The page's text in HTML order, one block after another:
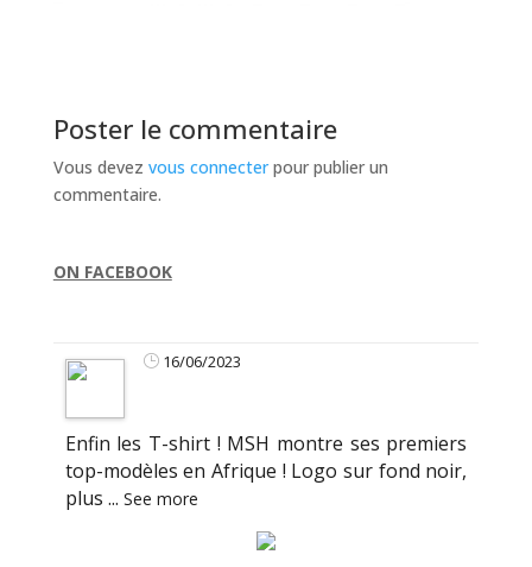
Poster le commentaire
Vous devez vous connecterpour publier un
commentaire.
ON FACEBOOK
16/06/2023
Enfin les T-shirt ! MSH montre ses premiers
top-modèles en Afrique ! Logo sur fond noir,
plus ... See more